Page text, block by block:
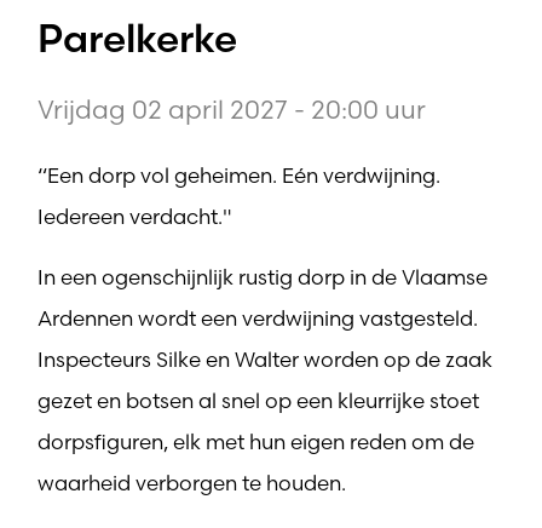
Parelkerke
Vrijdag 02 april 2027 - 20:00 uur
“Een dorp vol geheimen. Eén verdwijning.
Iedereen verdacht."
In een ogenschijnlijk rustig dorp in de Vlaamse
Ardennen wordt een verdwijning vastgesteld.
Inspecteurs Silke en Walter worden op de zaak
gezet en botsen al snel op een kleurrijke stoet
dorpsfiguren, elk met hun eigen reden om de
waarheid verborgen te houden.